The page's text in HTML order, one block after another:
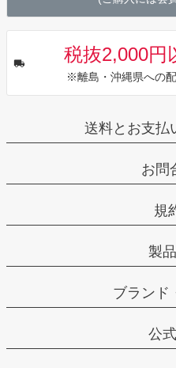
税抜2,000円
※離島・沖縄県への
送料とお支払
お問
規
製
ブランド
公